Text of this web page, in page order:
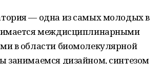
— одна из самых молодых в
междисциплинарными
в области биомолекулярной
занимаемся дизайном, синтезом